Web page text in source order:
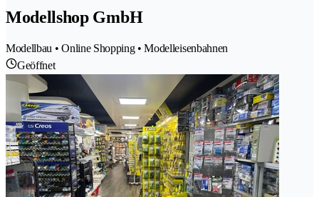
Modellshop GmbH
Modellbau • Online Shopping • Modelleisenbahnen
Geöffnet